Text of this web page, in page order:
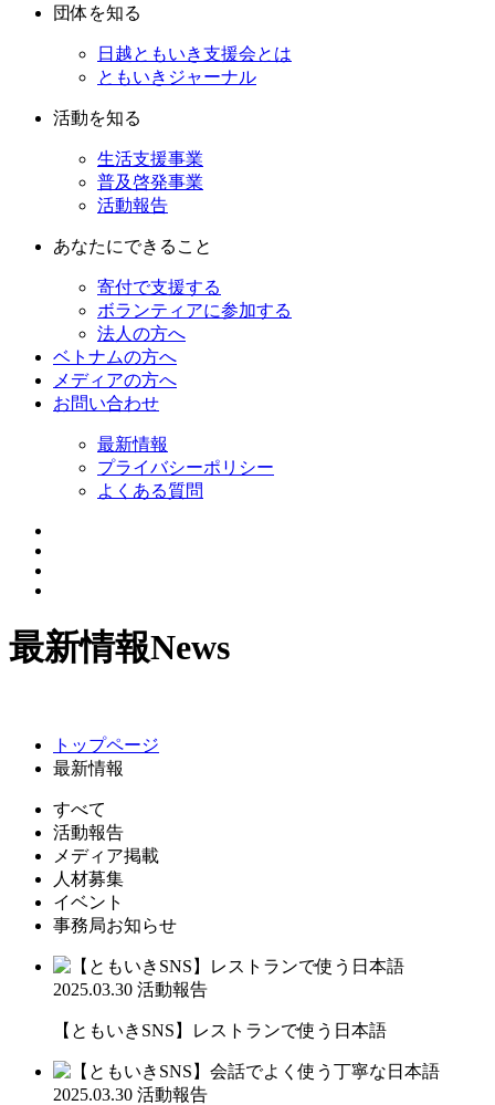
団体を知る
日越ともいき支援会とは
ともいきジャーナル
活動を知る
生活支援事業
普及啓発事業
活動報告
あなたにできること
寄付で支援する
ボランティアに参加する
法人の方へ
ベトナムの方へ
メディアの方へ
お問い合わせ
最新情報
プライバシーポリシー
よくある質問
最新情報News
トップページ
最新情報
すべて
活動報告
メディア掲載
人材募集
イベント
事務局お知らせ
2025.03.30 活動報告
【ともいきSNS】レストランで使う日本語
2025.03.30 活動報告